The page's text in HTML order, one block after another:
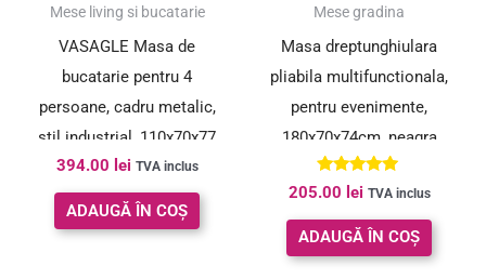
Mese living si bucatarie
VASAGLE Masa de
bucatarie pentru 4
persoane, cadru metalic,
stil industrial, 110x70x77
cm, maro rustic
394.00 lei TVA inclus
ADAUGĂ ÎN COȘ
Mese gradina
Masa dreptunghiulara
pliabila multifunctionala,
pentru evenimente,
180x70x74cm, neagra
Evaluat la
5.00
din 5
205.00 lei TVA inclus
ADAUGĂ ÎN COȘ